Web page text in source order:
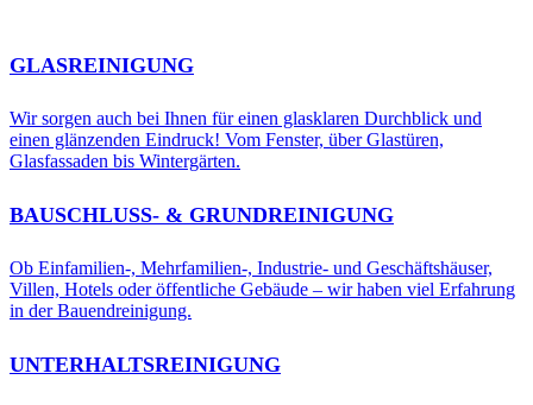
GLASREINIGUNG
Wir sorgen auch bei Ihnen für einen glasklaren Durchblick und
einen glänzenden Eindruck! Vom Fenster, über Glastüren,
Glasfassaden bis Wintergärten.
BAUSCHLUSS- & GRUNDREINIGUNG
Ob Einfamilien-, Mehrfamilien-, Industrie- und Geschäftshäuser,
Villen, Hotels oder öffentliche Gebäude – wir haben viel Erfahrung
in der Bauendreinigung.
UNTERHALTSREINIGUNG